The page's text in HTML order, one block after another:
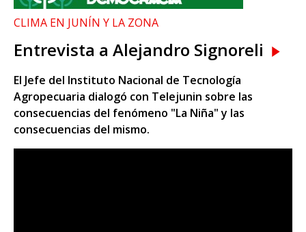
CLIMA EN JUNÍN Y LA ZONA
Entrevista a Alejandro Signoreli
El Jefe del Instituto Nacional de Tecnología
Agropecuaria dialogó con Telejunin sobre las
consecuencias del fenómeno "La Niña" y las
consecuencias del mismo.